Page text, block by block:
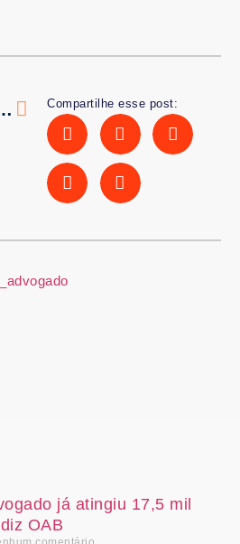
> Compartilhe esse post:
já atingiu 17,5 mil
OAB